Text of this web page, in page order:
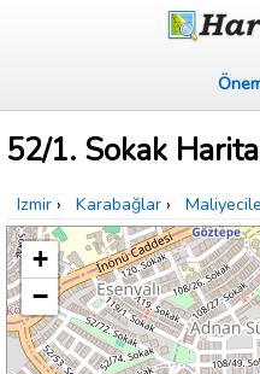
52/1. Sokak
Izmir › Karabağlar ›
+
−